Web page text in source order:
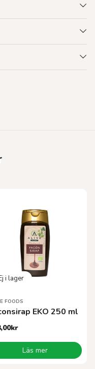
FOODS
EKO 250 ml
kr
Läs mer